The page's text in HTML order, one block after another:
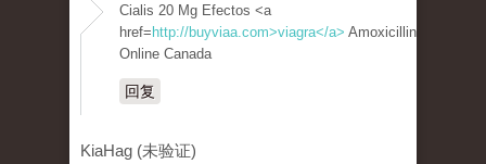
Cialis 20 Mg Efectos <a
href= http://buyviaa.com>viagra</a> Amoxicillin
Online Canada
回复
KiaHag (未验证)